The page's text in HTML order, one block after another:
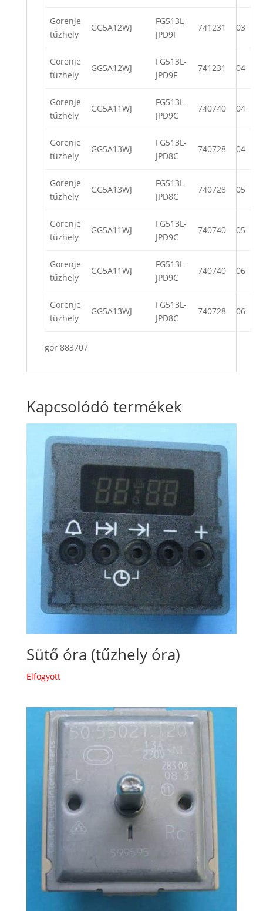
Gorenje
tűzhely
GG5A12WJ
FG513L-
JPD9F
741231 03
Gorenje
tűzhely
GG5A12WJ
FG513L-
JPD9F
741231 04
Gorenje
tűzhely
GG5A11WJ
FG513L-
JPD9C
740740 04
Gorenje
tűzhely
GG5A13WJ
FG513L-
JPD8C
740728 04
Gorenje
tűzhely
GG5A13WJ
FG513L-
JPD8C
740728 05
Gorenje
tűzhely
GG5A11WJ
FG513L-
JPD9C
740740 05
Gorenje
tűzhely
GG5A11WJ
FG513L-
JPD9C
740740 06
Gorenje
tűzhely
GG5A13WJ
FG513L-
JPD8C
740728 06
gor 883707
Kapcsolódó termékek
Sütő óra (tűzhely óra)
Elfogyott